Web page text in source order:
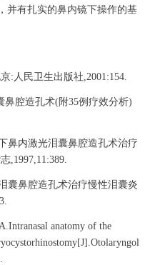
并有扎实的鼻内镜下操作的基
:人民卫生出版社,2001:154.
腔造孔术(附35例疗效分析)
鼻内激光泪囊鼻腔造孔术治疗
,1997,11:389.
囊鼻腔造孔术治疗慢性泪囊炎
anatomy of the